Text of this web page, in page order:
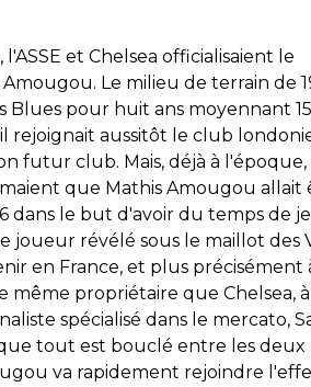
et Chelsea officialisaient le
Amougou. Le milieu de terrain de
Blues pour huit ans moyennant 15
rejoignait aussitôt le club
futur club. Mais, déjà à l'époque,
que Mathis Amougou allait
dans le but d'avoir du temps de
joueur révélé sous le maillot des
en France, et plus précisément
même propriétaire que Chelsea, à
spécialisé dans le mercato,
tout est bouclé entre les deux
va rapidement rejoindre